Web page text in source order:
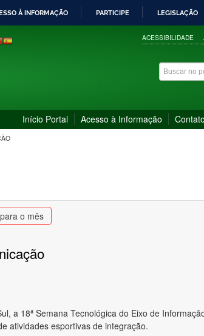
À INFORMAÇÃO PARTICIPE LEGISLAÇÃO
ACESSIBILIDADE
Início Portal Acesso à Informação
o mês
a 18ª Semana Tecnológica do Eixo de
atividades esportivas de integração.